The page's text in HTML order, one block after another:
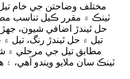
مختلف وضاحتن جي خام
ٽينڪ ۾ مقرر ڪيل تناسب
حل ٿيندڙ اضافي شيون،
تيل ۾ حل ٿيندڙ رنگ، تيل ۾
مطابق تيل جي مرحلي ۾
ٽينڪ سان ملايو ويندو آهي،